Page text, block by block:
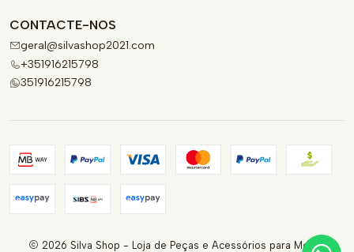
CONTACTE-NOS
geral@silvashop2021.com
+351916215798
351916215798
2026 Silva Shop - Loja de Peças e Acessórios para Motas.